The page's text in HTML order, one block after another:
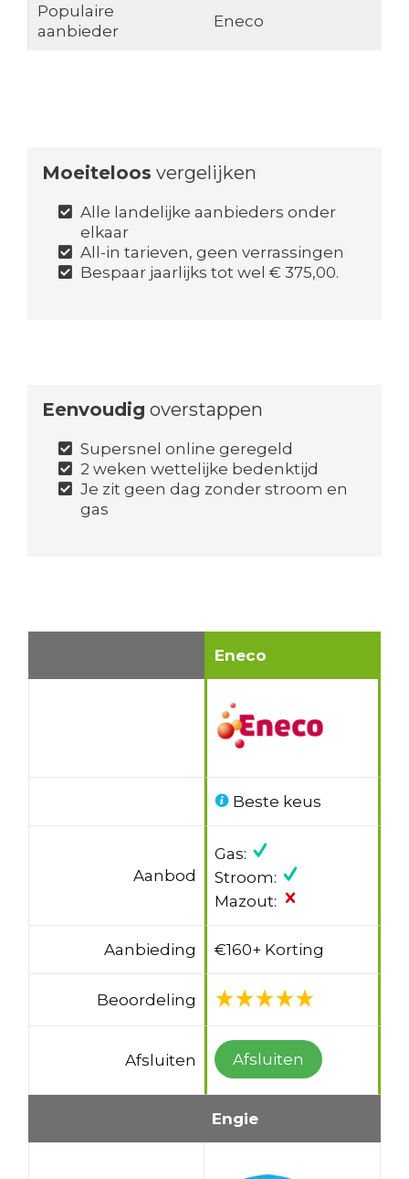
Populaire
aanbieder
Eneco
Moeiteloos vergelijken
Alle landelijke aanbieders onder
elkaar
All-in tarieven, geen verrassingen
Bespaar jaarlijks tot wel € 375,00.
Eenvoudig overstappen
Supersnel online geregeld
2 weken wettelijke bedenktijd
Je zit geen dag zonder stroom en
gas
Eneco
Beste keus
Aanbod
Gas:
Stroom:
Mazout:
Aanbieding €160+ Korting
Beoordeling
Afsluiten Afsluiten
Engie